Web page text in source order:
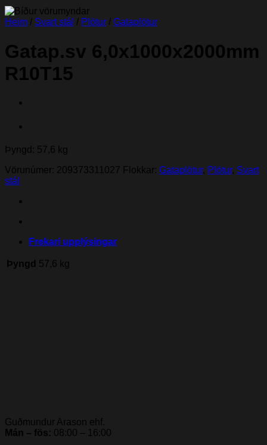
Heim / Svart stál / Plötur / Gataplötur
Gatap.sv 6,0x1000x2000mm
R10T15
Þyngd: 57,6 kg
Vörunúmer: 209373311027 Flokkar: Gataplötur, Plötur, Svart
stál
Frekari upplýsingar
Þyngd 57,6 kg
Guðmundur Arason ehf.
Mán – fös: 08:00 – 16:00